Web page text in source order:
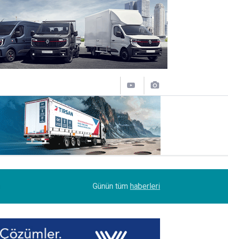
Petrol Ofisi Grubu 18. kez zirvede
Günün tüm haberleri